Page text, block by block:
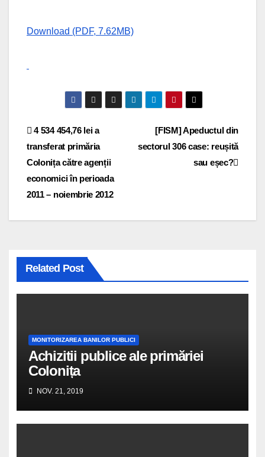
Download (PDF, 7.62MB)
Navigare
în
articole
[FISM] Apeductul din
sectorul 306 case: reușită
sau eșec?
4 534 454,76 lei a
transferat primăria
Colonița către agenții
economici în perioada
2011 – noiembrie 2012
Related Post
MONITORIZAREA BANILOR PUBLICI
Achizitii publice ale primăriei
Colonița
NOV. 21, 2019